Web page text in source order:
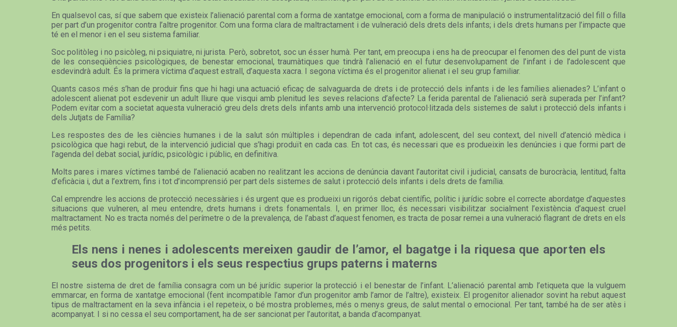
En qualsevol cas, sí que sabem que existeix l’alienació parental com a forma de xantatge emocional, com a forma de manipulació o instrumentalització del fill o filla
per part d’un progenitor contra l’altre progenitor. Com una forma clara de maltractament i de vulneració dels drets dels infants; i dels drets humans per l’impacte que
té en el menor i en el seu sistema familiar.
Soc politòleg i no psicòleg, ni psiquiatre, ni jurista. Però, sobretot, soc un ésser humà. Per tant, em preocupa i ens ha de preocupar el fenomen des del punt de vista
de les conseqüències psicològiques, de benestar emocional, traumàtiques que tindrà l’alienació en el futur desenvolupament de l’infant i de l’adolescent que
esdevindrà adult. És la primera víctima d’aquest estrall, d’aquesta xacra. I segona víctima és el progenitor alienat i el seu grup familiar.
Quants casos més s’han de produir fins que hi hagi una actuació eficaç de salvaguarda de drets i de protecció dels infants i de les famílies alienades? L’infant o
adolescent alienat pot esdevenir un adult lliure que visqui amb plenitud les seves relacions d’afecte? La ferida parental de l’alienació serà superada per l’infant?
Podem evitar com a societat aquesta vulneració greu dels drets dels infants amb una intervenció protocol·litzada dels sistemes de salut i protecció dels infants i
dels Jutjats de Família?
Les respostes des de les ciències humanes i de la salut són múltiples i dependran de cada infant, adolescent, del seu context, del nivell d’atenció mèdica i
psicològica que hagi rebut, de la intervenció judicial que s’hagi produït en cada cas. En tot cas, és necessari que es produeixin les denúncies i que formi part de
l’agenda del debat social, jurídic, psicològic i públic, en definitiva.
Molts pares i mares víctimes també de l’alienació acaben no realitzant les accions de denúncia davant l’autoritat civil i judicial, cansats de burocràcia, lentitud, falta
d’eficàcia i, dut a l’extrem, fins i tot d’incomprensió per part dels sistemes de salut i protecció dels infants i dels drets de família.
Cal emprendre les accions de protecció necessàries i és urgent que es produeixi un rigorós debat científic, polític i jurídic sobre el correcte abordatge d’aquestes
situacions que vulneren, al meu entendre, drets humans i drets fonamentals. I, en primer lloc, és necessari visibilitzar socialment l’existència d’aquest cruel
maltractament. No es tracta només del perímetre o de la prevalença, de l’abast d’aquest fenomen, es tracta de posar remei a una vulneració flagrant de drets en els
més petits.
Els nens i nenes i adolescents mereixen gaudir de l’amor, el bagatge i la riquesa que aporten els
seus dos progenitors i els seus respectius grups paterns i materns
El nostre sistema de dret de família consagra com un bé jurídic superior la protecció i el benestar de l’infant. L’alienació parental amb l’etiqueta que la vulguem
emmarcar, en forma de xantatge emocional (fent incompatible l’amor d’un progenitor amb l’amor de l’altre), existeix. El progenitor alienador sovint ha rebut aquest
tipus de maltractament en la seva infància i el repeteix, o bé mostra problemes, més o menys greus, de salut mental o emocional. Per tant, també ha de ser atès i
acompanyat. I si no cessa el seu comportament, ha de ser sancionat per l’autoritat, a banda d’acompanyat.